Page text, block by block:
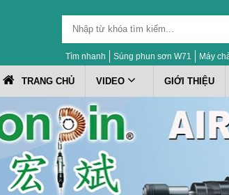
Tìm nhanh Súng phun sơn W71 Máy
TRANG CHỦ VIDEO GIỚI THIỆU